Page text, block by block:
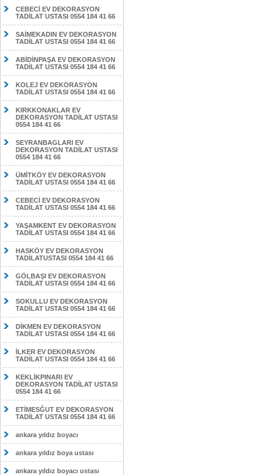
CEBECİ EV DEKORASYON
TADİLAT USTASI 0554 184 41 66
SAİMEKADIN EV DEKORASYON
TADİLAT USTASI 0554 184 41 66
ABİDİNPAŞA EV DEKORASYON
TADİLAT USTASI 0554 184 41 66
KOLEJ EV DEKORASYON
TADİLAT USTASI 0554 184 41 66
KIRKKONAKLAR EV
DEKORASYON TADİLAT USTASI
0554 184 41 66
SEYRANBAGLARI EV
DEKORASYON TADİLAT USTASI
0554 184 41 66
ÜMİTKÖY EV DEKORASYON
TADİLAT USTASI 0554 184 41 66
CEBECİ EV DEKORASYON
TADİLAT USTASI 0554 184 41 66
YAŞAMKENT EV DEKORASYON
TADİLAT USTASI 0554 184 41 66
HASKÖY EV DEKORASYON
TADİLATUSTASI 0554 184 41 66
GÖLBAŞI EV DEKORASYON
TADİLAT USTASI 0554 184 41 66
SOKULLU EV DEKORASYON
TADİLAT USTASI 0554 184 41 66
DİKMEN EV DEKORASYON
TADİLAT USTASI 0554 184 41 66
İLKER EV DEKORASYON
TADİLAT USTASI 0554 184 41 66
KEKLİKPINARI EV
DEKORASYON TADİLAT USTASI
0554 184 41 66
ETİMESĞUT EV DEKORASYON
TADİLAT USTASI 0554 184 41 66
ankara yıldız boyacı
ankara yıldız boya ustası
ankara yıldız boyacı ustası